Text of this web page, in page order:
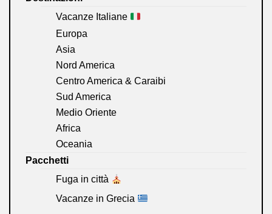
Vacanze Italiane
Europa
Asia
Nord America
Centro America & Caraibi
Sud America
Medio Oriente
Africa
Oceania
Pacchetti
Fuga in città
Vacanze in Grecia